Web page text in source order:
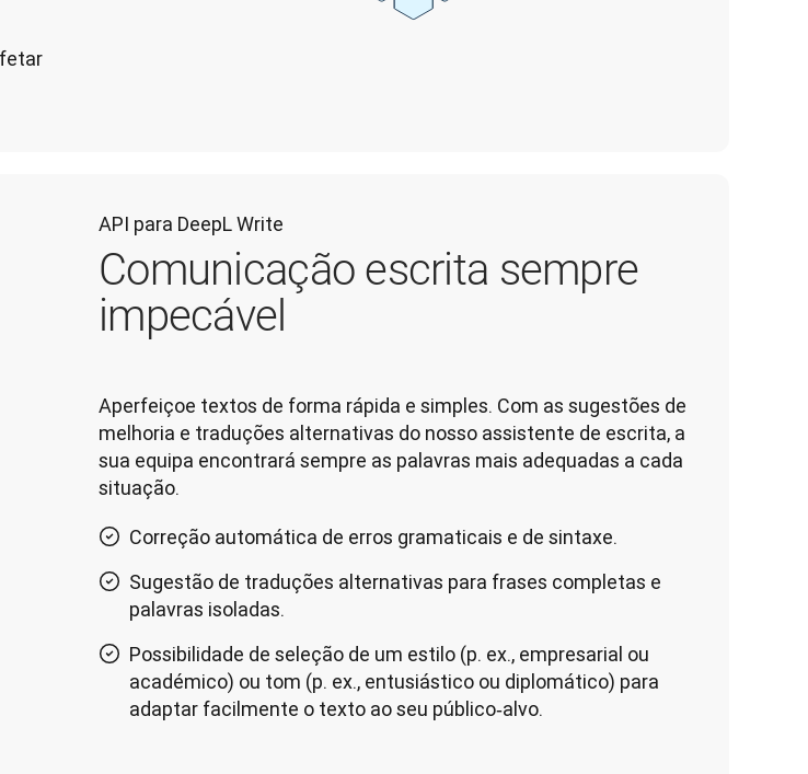
API para DeepL Write
Comunicação escrita sempre
impecável
Aperfeiçoe textos de forma rápida e simples. Com as sugestões de
melhoria e traduções alternativas do nosso assistente de escrita, a
sua equipa encontrará sempre as palavras mais adequadas a cada
situação.
Correção automática de erros gramaticais e de sintaxe.
Sugestão de traduções alternativas para frases completas e
palavras isoladas.
Possibilidade de seleção de um estilo (p. ex., empresarial ou
académico) ou tom (p. ex., entusiástico ou diplomático) para
adaptar facilmente o texto ao seu público‑alvo.